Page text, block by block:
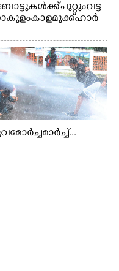
ചുറ്റും വട്ട
കാളമുക്ക് ഹാർ